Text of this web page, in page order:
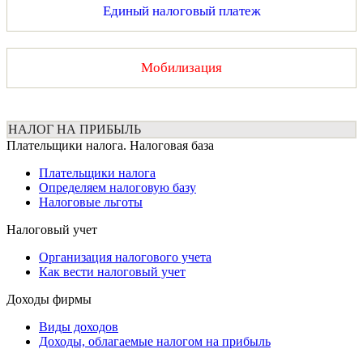
Единый налоговый платеж
Мобилизация
НАЛОГ НА ПРИБЫЛЬ
Плательщики налога. Налоговая база
Плательщики налога
Определяем налоговую базу
Налоговые льготы
Налоговый учет
Организация налогового учета
Как вести налоговый учет
Доходы фирмы
Виды доходов
Доходы, облагаемые налогом на прибыль